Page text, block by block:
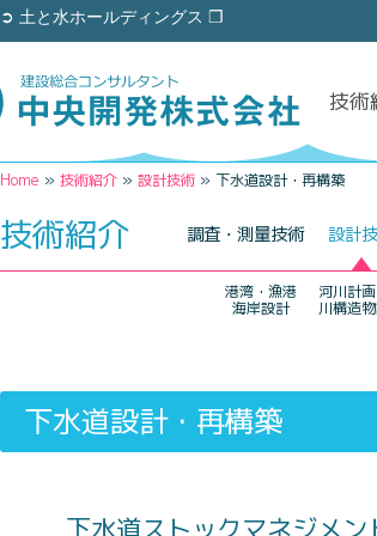
➲ 土と水ホールディングス ❐
技術
Home » 技術紹介 » 設計技術 » 下水道設計・再構築
技術紹介 調査・測量技術 設計
河川計
川構造
港湾・漁港
海岸設計
下水道設計・再構築
下水道ストックマネジメ